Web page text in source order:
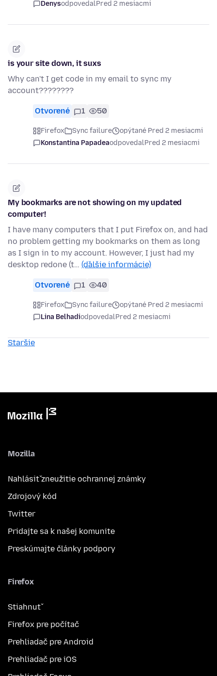
DenysodpovedalPred 2 mesiacmi
is your site down, it suxs
Why can't I get code in my email to sync my
account????????
Otvorené 1 50
Firefox Sync failure
opýtané Pred 2 mesiacmi
Konstantina PapadeaodpovedalPred 2 mesiacmi
My bookmarks are not showing on my updated
computer!
I have many computers that I put Firefox on, and had
no problem getting my bookmarks on them as long
as I sign in to my account. However, I just had my
desktop redone (t… (ďalšie informácie)
Otvorené 1 40
Firefox Sync failure
opýtané Pred 2 mesiacmi
Lina BelhadiodpovedalPred 2 mesiacmi
Staršie
Mozilla
Nahlásiť zneužitie ochrannej známky
Zdrojový kód
Twitter
Pridajte sa k našej komunite
Preskúmajte články podpory
Firefox
Stiahnuť
Firefox pre počítač
Prehliadač pre Android
Prehliadač pre iOS